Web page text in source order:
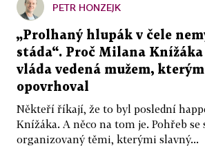
PETR HONZEJK
„Prolhaný hlupák v čele
stáda“. Proč Milana
vláda vedená mužem,
opovrhoval
Někteří říkají, že to byl poslední
Knížáka. A něco na tom je. Pohřeb
organizovaný těmi, kterými slavný...